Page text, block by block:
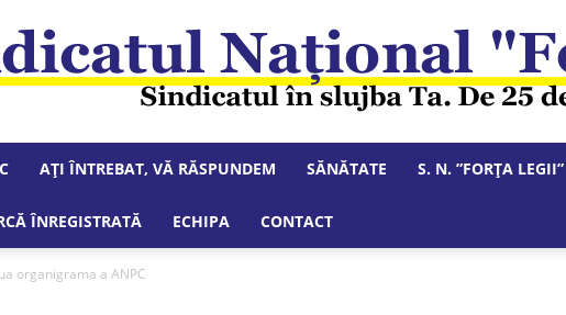
AȚI ÎNTREBAT, VĂ RĂSPUNDEM SĂNĂTATE S. N. ”FORȚA LEGII”
ÎNREGISTRATĂ ECHIPA CONTACT
organigrama a ANPC